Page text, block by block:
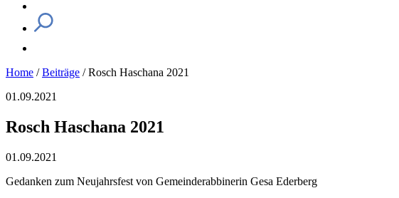
Home /Beiträge /Rosch Haschana 2021
01.09.2021
Rosch Haschana 2021
01.09.2021
Gedanken zum Neujahrsfest von Gemeinderabbinerin Gesa Ederberg